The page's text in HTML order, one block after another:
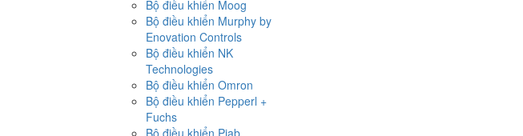
Bộ điều khiển Moog
Bộ điều khiển Murphy by
Enovation Controls
Bộ điều khiển NK
Technologies
Bộ điều khiển Omron
Bộ điều khiển Pepperl +
Fuchs
Bộ điều khiển Piab